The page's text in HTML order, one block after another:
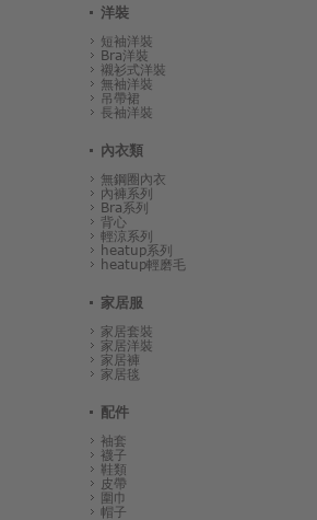
洋裝
短袖洋裝
Bra洋裝
襯衫式洋裝
無袖洋裝
吊帶裙
長袖洋裝
內衣類
無鋼圈內衣
內褲系列
Bra系列
背心
輕涼系列
heatup系列
heatup輕磨毛
家居服
家居套裝
家居洋裝
家居褲
家居毯
配件
袖套
襪子
鞋類
皮帶
圍巾
帽子